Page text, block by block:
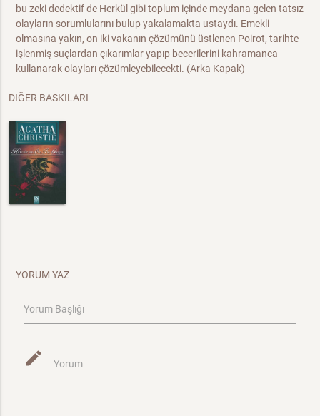
bu zeki dedektif de Herkül gibi toplum içinde meydana gelen tatsız
olayların sorumlularını bulup yakalamakta ustaydı. Emekli
olmasına yakın, on iki vakanın çözümünü üstlenen Poirot, tarihte
işlenmiş suçlardan çıkarımlar yapıp becerilerini kahramanca
kullanarak olayları çözümleyebilecekti. (Arka Kapak)
DIĞER BASKILARI
YORUM YAZ
Yorum Başlığı
mode_edit Yorum